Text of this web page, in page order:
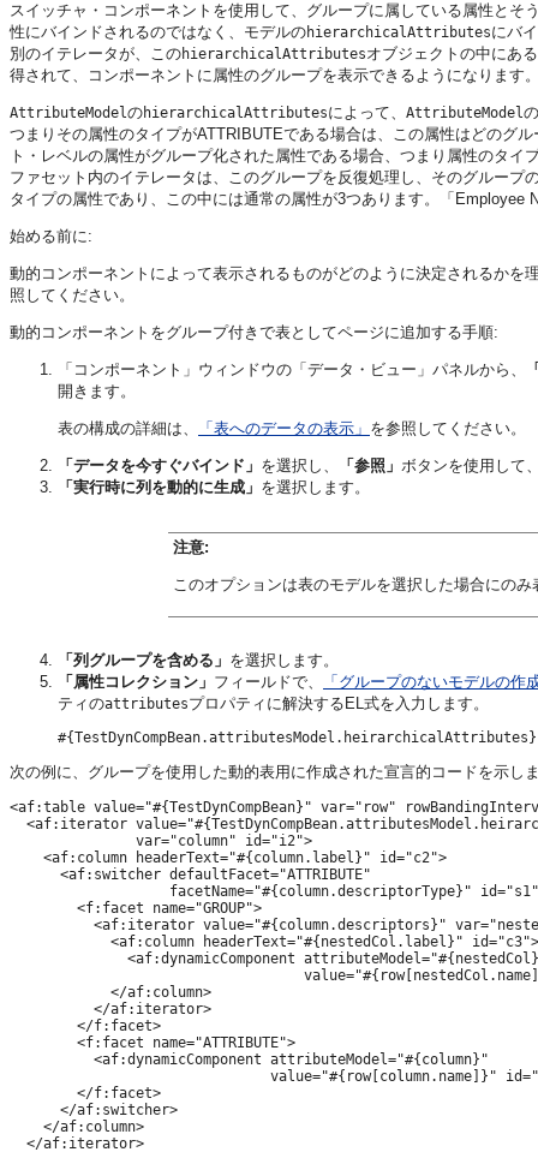
スイッチャ・コンポーネントを使用して、グループに属している属性と
性にバインドされるのではなく、モデルのhierarchicalAttributesにバ
別のイテレータが、このhierarchicalAttributesオブジェクトの中にあ
得されて、コンポーネントに属性のグループを表示できるようになります
AttributeModelのhierarchicalAttributesによって、 AttributeModel
つまりその属性のタイプがATTRIBUTEである場合は、この属性はどのグ
ト・レベルの属性がグループ化された属性である場合、つまり属性のタ
ファセット内のイテレータは、このグループを反復処理し、そのグルー
タイプの属性であり、この中には通常の属性が3つあります。「Employee
始める前に:
動的コンポーネントによって表示されるものがどのように決定されるかを
照してください。
動的コンポーネントをグループ付きで表としてページに追加する手順:
「コンポーネント」ウィンドウの「データ・ビュー」パネルから、
開きます。
表の構成の詳細は、 「表へのデータの表示」 を参照してください。
「データを今すぐバインド」 を選択し、 「参照」 ボタンを使用して
「実行時に列を動的に生成」 を選択します。
注意:
このオプションは表のモデルを選択した場合にのみ
「列グループを含める」 を選択します。
「属性コレクション」 フィールドで、
「グループのないモデルの作
ティのattributesプロパティに解決するEL式を入力します。
次の例に、グループを使用した動的表用に作成された宣言的コードを示し
<af:table value="#{TestDynCompBean}" var="row"
<af:iterator
               var="column" id="i2">
    <af:column headerText="#{column.label}" id="c2">
      <af:switcher defaultFacet="ATTRIBUTE"
facetName="#{column.descriptorType}"
        <f:facet name="GROUP">
<af:iterator value="#{column.descriptors}"
            <af:column headerText="#{nestedCol.label}" id="c3">
<af:dynamicComponent
            </af:column>
          </af:iterator>
        </f:facet>
        <f:facet name="ATTRIBUTE">
          <af:dynamicComponent attributeModel="#{column}"
value="#{row[column.name]}"
        </f:facet>
      </af:switcher>
    </af:column>
  </af:iterator>